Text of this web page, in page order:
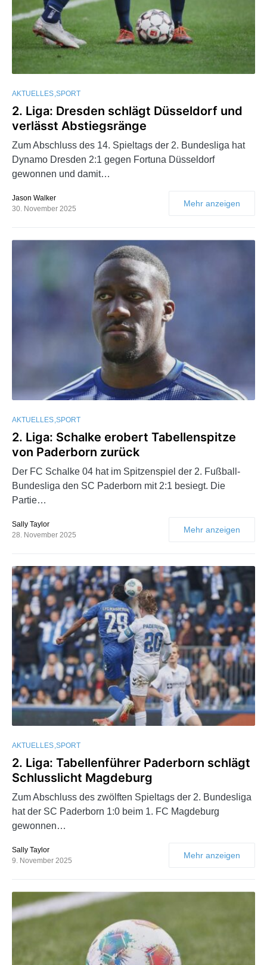
AKTUELLES SPORT
2. Liga: Dresden schlägt Düsseldorf und
verlässt Abstiegsränge
Zum Abschluss des 14. Spieltags der 2. Bundesliga hat
Dynamo Dresden 2:1 gegen Fortuna Düsseldorf
gewonnen und damit…
Jason Walker
30. November 2025
Mehr anzeigen
AKTUELLES SPORT
2. Liga: Schalke erobert Tabellenspitze
von Paderborn zurück
Der FC Schalke 04 hat im Spitzenspiel der 2. Fußball-
Bundesliga den SC Paderborn mit 2:1 besiegt. Die
Partie…
Sally Taylor
28. November 2025
Mehr anzeigen
AKTUELLES SPORT
2. Liga: Tabellenführer Paderborn schlägt
Schlusslicht Magdeburg
Zum Abschluss des zwölften Spieltags der 2. Bundesliga
hat der SC Paderborn 1:0 beim 1. FC Magdeburg
gewonnen…
Sally Taylor
9. November 2025
Mehr anzeigen